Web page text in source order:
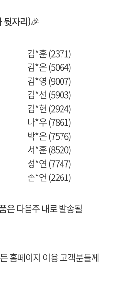
뒷자리)🎉
김*훈 (2371)
김*은 (5064)
김*영 (9007)
김*선 (5903)
김*현 (2924)
나*우 (7861)
박*은 (7576)
서*훈 (8520)
성*연 (7747)
손*연 (2261)
은 다음주 내로 발송될
홈페이지 이용 고객분들께